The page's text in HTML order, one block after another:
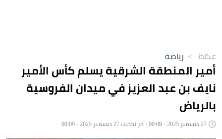
عكاظ > رياضة
أمير المنطقة الشرقية يسلم كأس الأمير
نايف بن عبد العزيز في ميدان الفروسية
بالرياض